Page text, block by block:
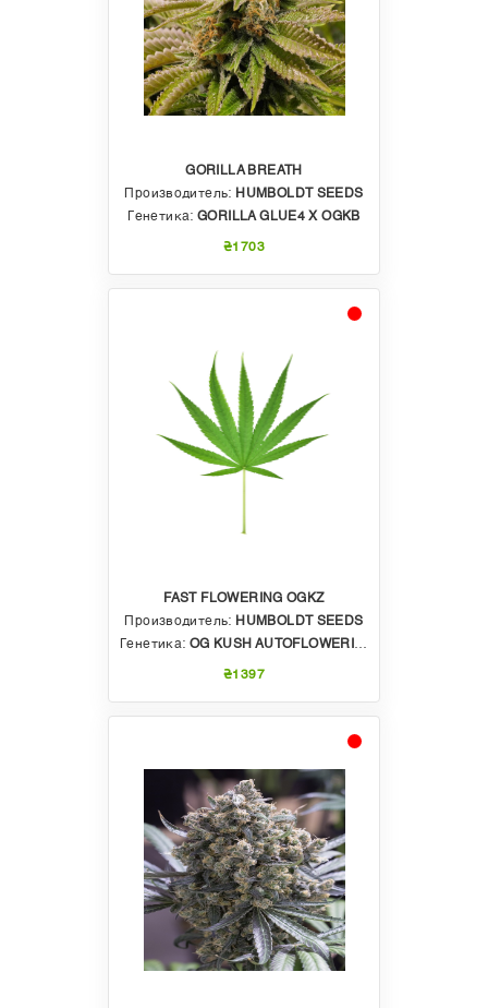
GORILLA BREATH
Производитель: HUMBOLDT SEEDS
Генетика:GORILLA GLUE4 X OGKB
₴1703
FAST FLOWERING OGKZ
Производитель: HUMBOLDT SEEDS
Генетика: OG KUSH AUTOFLOWERING X OGKZ
₴1397